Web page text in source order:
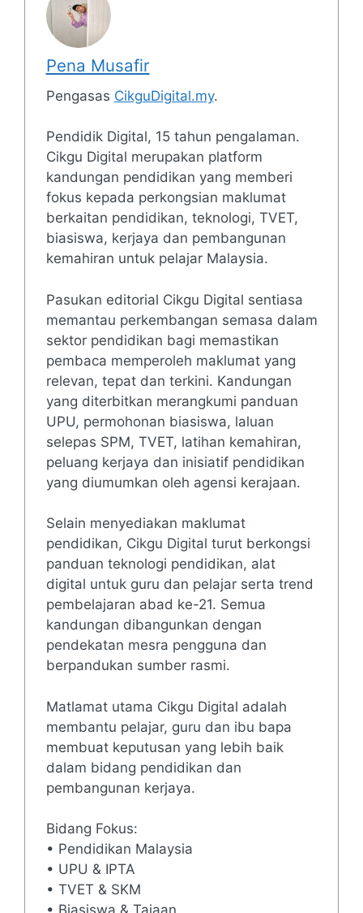
Pena Musafir
Pengasas CikguDigital.my.
Pendidik Digital, 15 tahun pengalaman.
Cikgu Digital merupakan platform
kandungan pendidikan yang memberi
fokus kepada perkongsian maklumat
berkaitan pendidikan, teknologi, TVET,
biasiswa, kerjaya dan pembangunan
kemahiran untuk pelajar Malaysia.
Pasukan editorial Cikgu Digital sentiasa
memantau perkembangan semasa dalam
sektor pendidikan bagi memastikan
pembaca memperoleh maklumat yang
relevan, tepat dan terkini. Kandungan
yang diterbitkan merangkumi panduan
UPU, permohonan biasiswa, laluan
selepas SPM, TVET, latihan kemahiran,
peluang kerjaya dan inisiatif pendidikan
yang diumumkan oleh agensi kerajaan.
Selain menyediakan maklumat
pendidikan, Cikgu Digital turut berkongsi
panduan teknologi pendidikan, alat
digital untuk guru dan pelajar serta trend
pembelajaran abad ke-21. Semua
kandungan dibangunkan dengan
pendekatan mesra pengguna dan
berpandukan sumber rasmi.
Matlamat utama Cikgu Digital adalah
membantu pelajar, guru dan ibu bapa
membuat keputusan yang lebih baik
dalam bidang pendidikan dan
pembangunan kerjaya.
Bidang Fokus:
• Pendidikan Malaysia
• UPU & IPTA
• TVET & SKM